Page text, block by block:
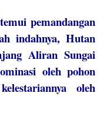
pemandangan
indahnya, Hutan
Aliran Sungai
oleh pohon
oleh